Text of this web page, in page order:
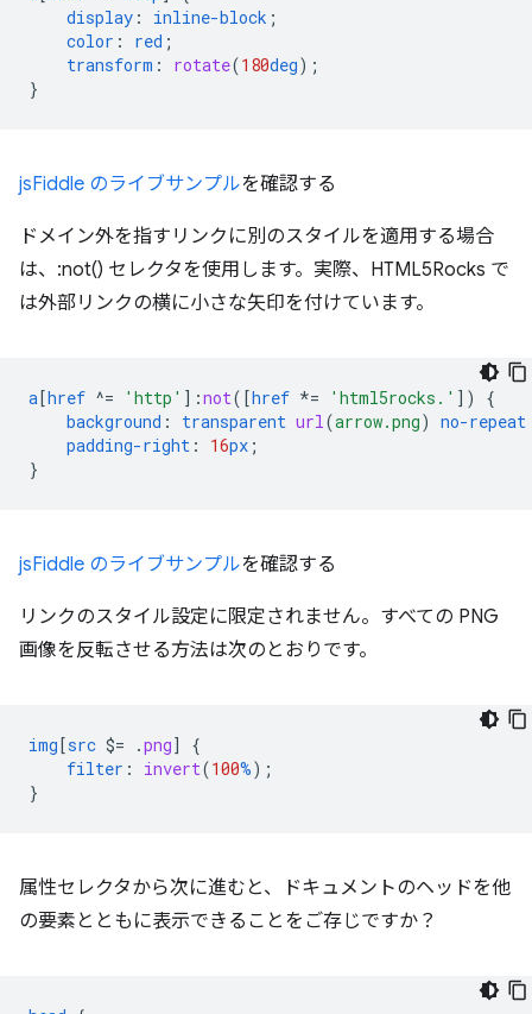
display : inline-block ;
color : red ;
transform : rotate(180deg);
}
jsFiddle のライブサンプルを確認する
ドメイン外を指すリンクに別のスタイルを適用する場合
は、:not() セレクタを使用します。実際、HTML5Rocks で
は外部リンクの横に小さな矢印を付けています。
a[href ^= 'http' ] :not([href *= 'html5rocks.' ])
{
background : transparent url(arrow.png) no-repeat
padding-right : 16px ;
}
jsFiddle のライブサンプルを確認する
リンクのスタイル設定に限定されません。すべての PNG
画像を反転させる方法は次のとおりです。
img[src $= .png]
{
filter : invert(100%);
}
属性セレクタから次に進むと、ドキュメントのヘッドを他
の要素とともに表示できることをご存じですか？